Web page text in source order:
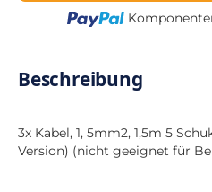
Beschreibung
3x Kabel, 1, 5mm2, 1,5m 5
Version) (nicht geeignet für